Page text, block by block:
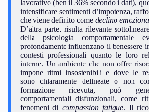
lavorativo (ben il 36% secondo i dati),
intensificare sentimenti d’impotenza,
che viene definito come declino
D’altra parte, risulta rilevante
della psicologia comportamentale
profondamente influenzano il benessere
contesti professionali quanto le loro
interne. Un ambiente che non offre
impone ritmi insostenibili e dove le
sono chiaramente delineate o non
formazione ricevuta, può
comportamentali disfunzionali, come
fenomeni dicompassion fatigue. Il